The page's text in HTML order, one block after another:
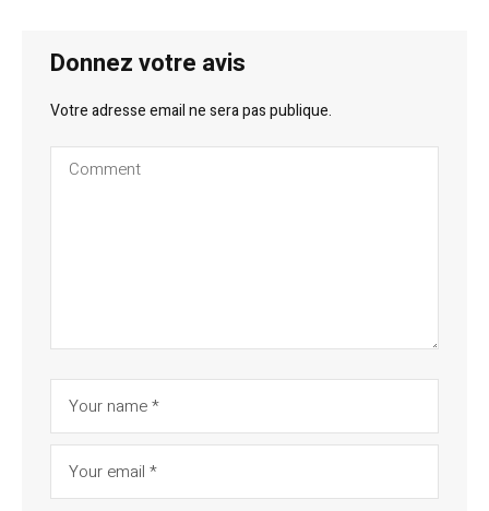
Donnez votre avis
Votre adresse email ne sera pas publique.